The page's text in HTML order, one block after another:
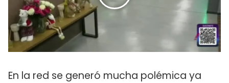
En la red se generó mucha polémica ya